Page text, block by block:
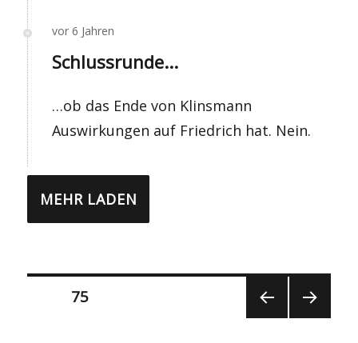
vor 6 Jahren
Schlussrunde...
…ob das Ende von Klinsmann
Auswirkungen auf Friedrich hat. Nein.
MEHR LADEN
Seitennummerierung
75